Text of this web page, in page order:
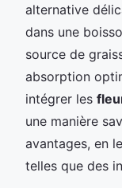
alternative
dans une
source de
absorption
intégrer les
une manière
avantages, en
telles que des